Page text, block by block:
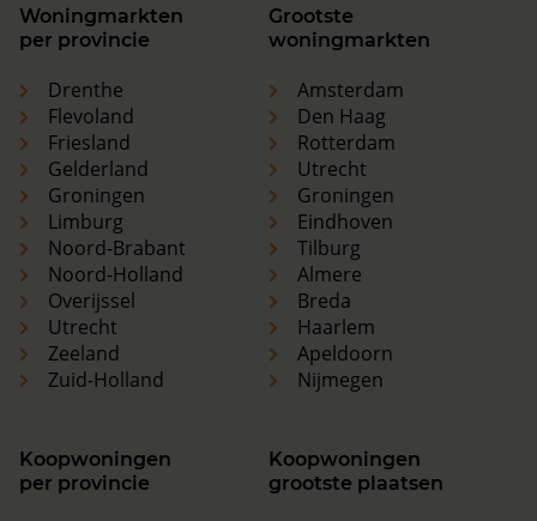
Woningmarkten
per provincie
Drenthe
Flevoland
Friesland
Gelderland
Groningen
Limburg
Noord-Brabant
Noord-Holland
Overijssel
Utrecht
Zeeland
Zuid-Holland
Grootste
woningmarkten
Amsterdam
Den Haag
Rotterdam
Utrecht
Groningen
Eindhoven
Tilburg
Almere
Breda
Haarlem
Apeldoorn
Nijmegen
Koopwoningen
per provincie
Koopwoningen
grootste plaatsen